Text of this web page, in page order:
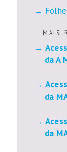
M A I S R
da A
da
da